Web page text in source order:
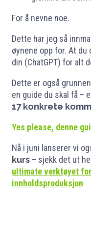
For å nevne noe.
Dette har jeg så
øynene opp for. At
din (ChatGPT) for alt
Dette er også
en guide du skal få –
17 konkrete
Yes please, denne
Nå i juni lanserer vi
kurs – sjekk det ut
ultimate verktøyet
innholdsproduksjon